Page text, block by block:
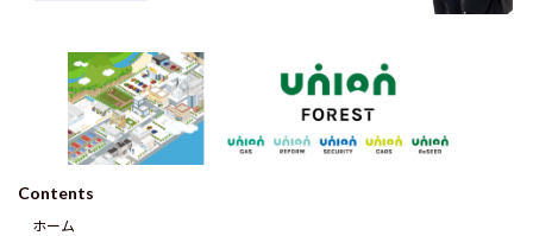
Contents
ホーム